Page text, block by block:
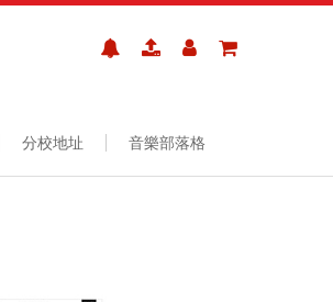
分校地址 音樂部落格